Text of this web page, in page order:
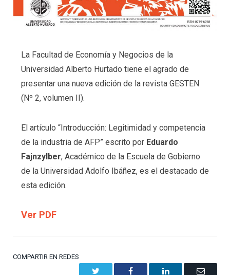
La Facultad de Economía y Negocios de la
Universidad Alberto Hurtado tiene el agrado de
presentar una nueva edición de la revista GESTEN
(Nº 2, volumen II).
El artículo “Introducción: Legitimidad y competencia
de la industria de AFP” escrito por Eduardo
Fajnzylber, Académico de la Escuela de Gobierno
de la Universidad Adolfo Ibáñez, es el destacado de
esta edición.
Ver PDF
COMPARTIR EN REDES
Facebook LinkedIn Email